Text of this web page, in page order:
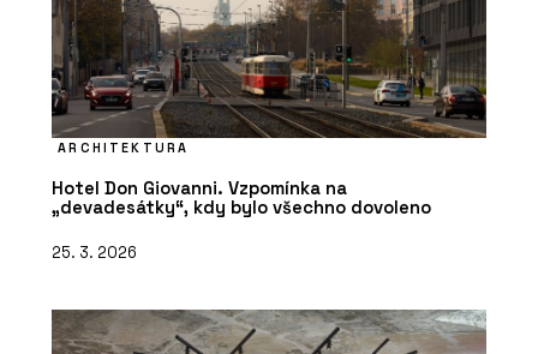
ARCHITEKTURA
Hotel Don Giovanni. Vzpomínka na
„devadesátky“, kdy bylo všechno dovoleno
25. 3. 2026